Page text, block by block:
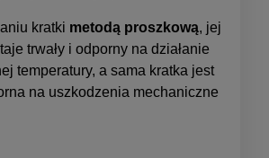
kratki metodą proszkową, jej
trwały i odporny na działanie
temperatury, a sama kratka jest
na uszkodzenia mechaniczne